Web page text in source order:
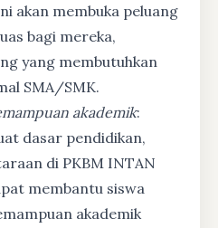
akan membuka peluang
bagi mereka,
yang membutuhkan
SMA/SMK.
akademik:
dasar pendidikan,
di PKBM INTAN
membantu siswa
akademik